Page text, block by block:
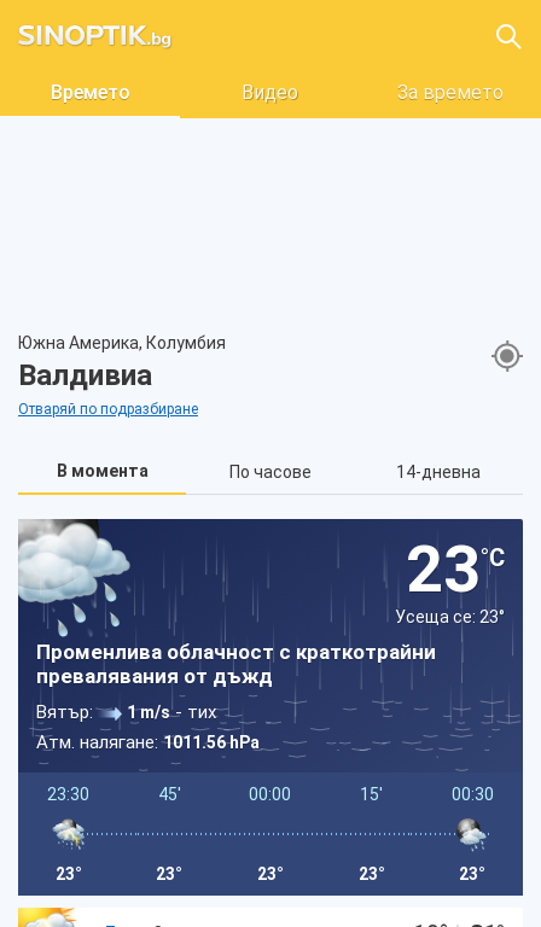
Времето Видео За времето
Южна Америка, Колумбия
Валдивиа
Отваряй по подразбиране
В момента По часове 14-дневна
23°C
Усеща се: 23°
Променлива облачност с краткотрайни
превалявания от дъжд
Вятър: 1 m/s- тих
Атм. налягане:1011.56 hPa
23:30
23°
45'
23°
00:00
23°
15'
23°
00:30
23°